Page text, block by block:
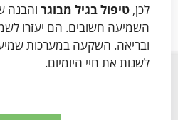
לכן, טיפול בגיל מבוגר והבנה
השמיעה חשובים. הם יעזרו
ובריאה. השקעה במערכות
לשנות את חיי היומיום.